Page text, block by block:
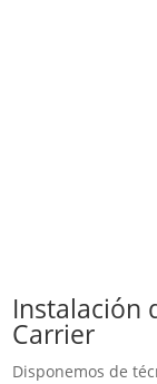
Instalación
Carrier
Disponemos de